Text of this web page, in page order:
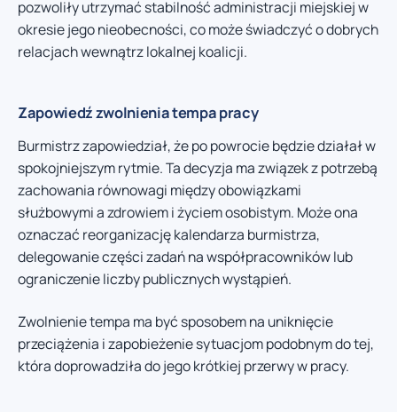
pozwoliły utrzymać stabilność administracji miejskiej w
okresie jego nieobecności, co może świadczyć o dobrych
relacjach wewnątrz lokalnej koalicji.
Zapowiedź zwolnienia tempa pracy
Burmistrz zapowiedział, że po powrocie będzie działał w
spokojniejszym rytmie. Ta decyzja ma związek z potrzebą
zachowania równowagi między obowiązkami
służbowymi a zdrowiem i życiem osobistym. Może ona
oznaczać reorganizację kalendarza burmistrza,
delegowanie części zadań na współpracowników lub
ograniczenie liczby publicznych wystąpień.
Zwolnienie tempa ma być sposobem na uniknięcie
przeciążenia i zapobieżenie sytuacjom podobnym do tej,
która doprowadziła do jego krótkiej przerwy w pracy.